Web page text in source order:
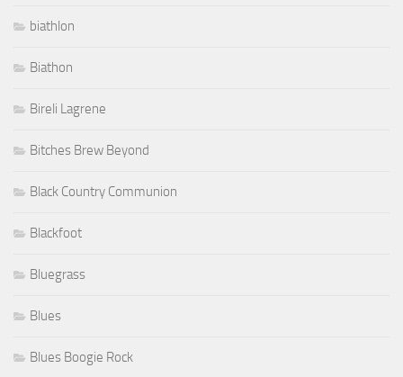
biathlon
Biathon
Bireli Lagrene
Bitches Brew Beyond
Black Country Communion
Blackfoot
Bluegrass
Blues
Blues Boogie Rock